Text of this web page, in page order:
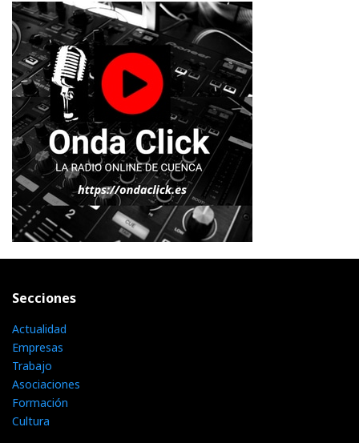
Secciones
Actualidad
Empresas
Trabajo
Asociaciones
Formación
Cultura